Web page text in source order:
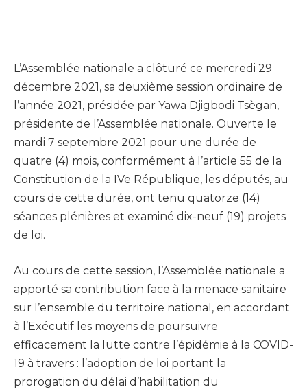
L’Assemblée nationale a clôturé ce mercredi 29
décembre 2021, sa deuxième session ordinaire de
l’année 2021, présidée par Yawa Djigbodi Tsègan,
présidente de l’Assemblée nationale. Ouverte le
mardi 7 septembre 2021 pour une durée de
quatre (4) mois, conformément à l’article 55 de la
Constitution de la IVe République, les députés, au
cours de cette durée, ont tenu quatorze (14)
séances plénières et examiné dix-neuf (19) projets
de loi.
Au cours de cette session, l’Assemblée nationale a
apporté sa contribution face à la menace sanitaire
sur l’ensemble du territoire national, en accordant
à l’Exécutif les moyens de poursuivre
efficacement la lutte contre l’épidémie à la COVID-
19 à travers : l’adoption de loi portant la
prorogation du délai d’habilitation du